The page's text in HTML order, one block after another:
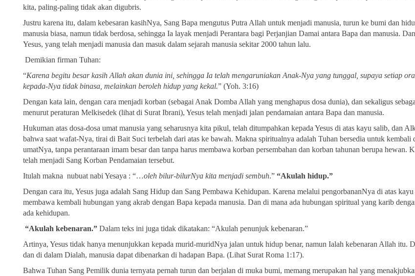
kita, paling-paling tidak akan digubris.
Justru karena itu, dalam kebesaran kasihNya, Sang Bapa mengutus Putra Allah untuk menjadi manusia, turun ke bumi dan
manusia biasa, namun tidak berdosa, sehingga Ia layak menjadi Perantara bagi Perjanjian Damai antara Bapa dan manusia.
Yesus, yang telah menjadi manusia dan masuk dalam sejarah manusia sekitar 2000 tahun lalu.
Demikian firman Tuhan:
“Karena begitu besar kasih Allah akan dunia ini, sehingga Ia telah mengaruniakan Anak-Nya yang tunggal, supaya setiap
kepada-Nya tidak binasa, melainkan beroleh hidup yang kekal.” (Yoh. 3:16)
Dengan kata lain, dengan cara menjadi korban (sebagai Anak Domba Allah yang menghapus dosa dunia), dan sekaligus
menurut peraturan Melkisedek (lihat di Surat Ibrani), Yesus telah menjadi jalan pendamaian antara Bapa dan manusia.
Hukuman atas dosa-dosa umat manusia yang seharusnya kita pikul, telah ditumpahkan kepada Yesus di atas kayu salib, dan
bahwa saat wafat-Nya, tirai di Bait Suci terbelah dari atas ke bawah. Makna spiritualnya adalah Tuhan bersedia untuk kembali
umatNya, tanpa perantaraan imam besar dan tanpa harus membawa korban persembahan dan korban tahunan berupa hewan.
telah menjadi Sang Korban Pendamaian tersebut.
Itulah makna nubuat nabi Yesaya : “…oleh bilur-bilurNya kita menjadi sembuh.” “Akulah hidup.”
Dengan cara itu, Yesus juga adalah Sang Hidup dan Sang Pembawa Kehidupan. Karena melalui pengorbananNya di atas
membawa kembali hubungan yang akrab dengan Bapa kepada manusia. Dan di mana ada hubungan spiritual yang karib
ada kehidupan.
“Akulah kebenaran.” Dalam teks ini juga tidak dikatakan: “Akulah penunjuk kebenaran.”
Artinya, Yesus tidak hanya menunjukkan kepada murid-muridNya jalan untuk hidup benar, namun Ialah kebenaran Allah itu.
dan di dalam Dialah, manusia dapat dibenarkan di hadapan Bapa. (Lihat Surat Roma 1:17).
Bahwa Tuhan Sang Pemilik dunia ternyata pernah turun dan berjalan di muka bumi, memang merupakan hal yang